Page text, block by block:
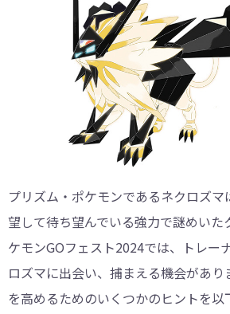
プリズム・ポケモンであるネクロズ
望して待ち望んでいる強力で謎めいた
ケモンGOフェスト2024では、トレー
ロズマに出会い、捕まえる機会があり
を高めるためのいくつかのヒントを以